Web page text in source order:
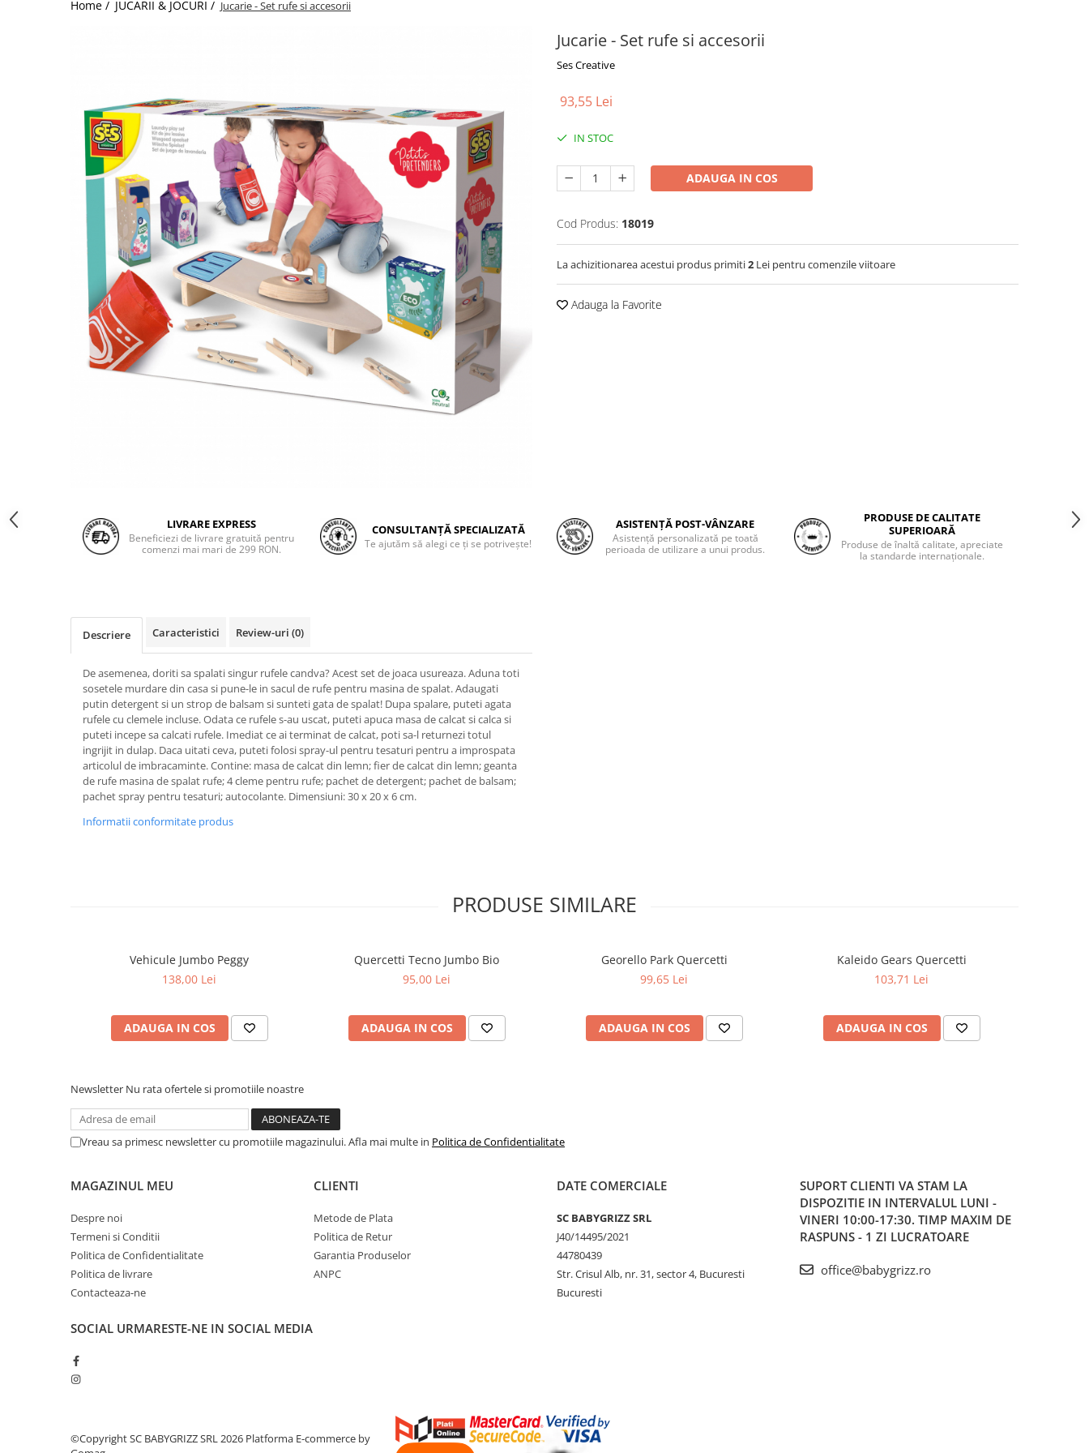
Jucarii de Sortare
Jucarii Senzoriale
Home / JUCARII & JOCURI / Jucarie - Set rufe si accesorii
Jucarie - Set rufe si accesorii
Ses Creative
93,55 Lei
IN STOC
ADAUGA IN COS
Cod Produs: 18019
La achizitionarea acestui produs primiti2 Lei pentru comenzile viitoare
Adauga la Favorite
LIVRARE EXPRESS
Beneficiezi de livrare gratuită pentru
comenzi mai mari de 299 RON.
CONSULTANȚĂ SPECIALIZATĂ
Te ajutăm să alegi ce ți se potrivește!
ASISTENȚĂ POST-VÂNZARE
Asistență personalizată pe toată
perioada de utilizare a unui produs.
PRODUSE DE CALITATE
SUPERIOARĂ
Produse de înaltă calitate, apreciate
la standarde internaționale.
Descriere Caracteristici Review-uri (0)
De asemenea, doriti sa spalati singur rufele candva? Acest set de joaca usureaza. Aduna toti
sosetele murdare din casa si pune-le in sacul de rufe pentru masina de spalat. Adaugati
putin detergent si un strop de balsam si sunteti gata de spalat! Dupa spalare, puteti agata
rufele cu clemele incluse. Odata ce rufele s-au uscat, puteti apuca masa de calcat si calca si
puteti incepe sa calcati rufele. Imediat ce ai terminat de calcat, poti sa-l returnezi totul
ingrijit in dulap. Daca uitati ceva, puteti folosi spray-ul pentru tesaturi pentru a improspata
articolul de imbracaminte. Contine: masa de calcat din lemn; fier de calcat din lemn; geanta
de rufe masina de spalat rufe; 4 cleme pentru rufe; pachet de detergent; pachet de balsam;
pachet spray pentru tesaturi; autocolante. Dimensiuni: 30 x 20 x 6 cm.
Informatii conformitate produs
PRODUSE SIMILARE
Vehicule Jumbo Peggy
138,00 Lei
ADAUGA IN COS
Quercetti Tecno Jumbo Bio
95,00 Lei
ADAUGA IN COS
Georello Park Quercetti
99,65 Lei
ADAUGA IN COS
Kaleido Gears Quercetti
103,71 Lei
ADAUGA IN COS
Newsletter Nu rata ofertele si promotiile noastre
Vreau sa primesc newsletter cu promotiile magazinului. Afla mai multe in Politica de Confidentialitate
MAGAZINUL MEU
Despre noi
Termeni si Conditii
Politica de Confidentialitate
Politica de livrare
Contacteaza-ne
CLIENTI
Metode de Plata
Politica de Retur
Garantia Produselor
ANPC
DATE COMERCIALE
SC BABYGRIZZ SRL
J40/14495/2021
44780439
Str. Crisul Alb, nr. 31, sector 4, Bucuresti
Bucuresti
SUPORT CLIENTI VA STAM LA
DISPOZITIE IN INTERVALUL LUNI -
VINERI 10:00-17:30. TIMP MAXIM DE
RASPUNS - 1 ZI LUCRATOARE
office@babygrizz.ro
SOCIAL URMARESTE-NE IN SOCIAL MEDIA
©Copyright SC BABYGRIZZ SRL 2026 Platforma E-commerce by